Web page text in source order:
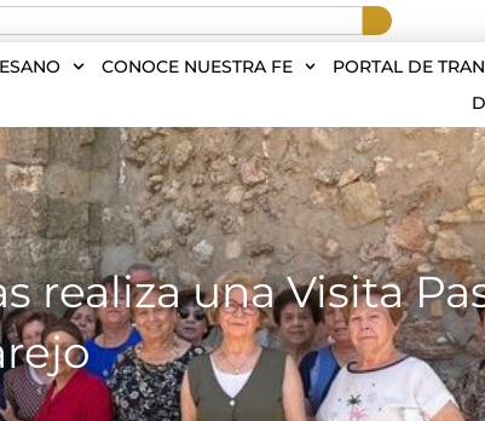
CONOCE NUESTRA FE PORTAL DE
realiza una Visita